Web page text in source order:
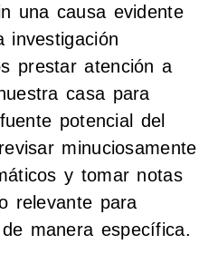
una causa evidente
investigación
prestar atención a
casa para
potencial del
minuciosamente
y tomar notas
relevante para
manera específica.